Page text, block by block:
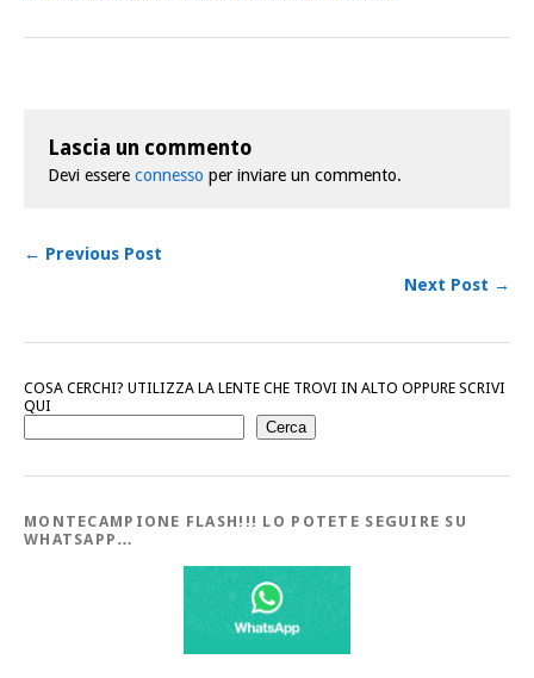
Lascia un commento
Devi essere connesso per inviare un commento.
← Previous Post
Next Post →
COSA CERCHI? UTILIZZA LA LENTE CHE TROVI IN ALTO OPPURE SCRIVI
QUI
Cerca
MONTECAMPIONE FLASH!!! LO POTETE SEGUIRE SU
WHATSAPP…